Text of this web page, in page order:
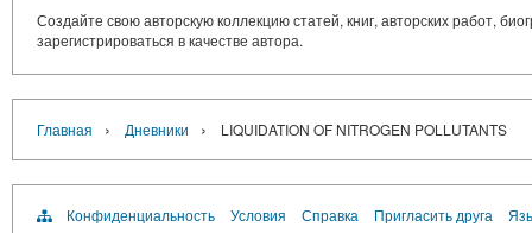
Создайте свою авторскую коллекцию статей, книг, авторских работ,
зарегистрироваться в качестве автора.
Главная › Дневники › LIQUIDATION OF NITROGEN POLLUTANTS
Конфиденциальность Условия Справка Пригласить друга